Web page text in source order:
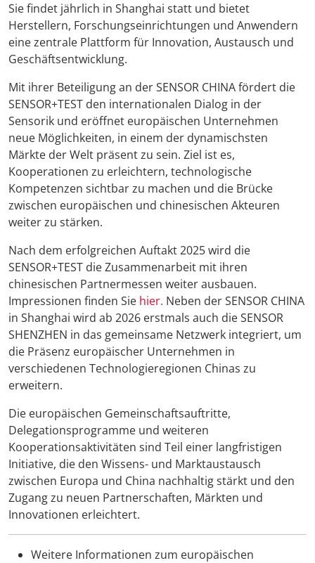
Sie findet jährlich in Shanghai statt und bietet
Herstellern, Forschungseinrichtungen und Anwendern
eine zentrale Plattform für Innovation, Austausch und
Geschäftsentwicklung.
Mit ihrer Beteiligung an der SENSOR CHINA fördert die
SENSOR+TEST den internationalen Dialog in der
Sensorik und eröffnet europäischen Unternehmen
neue Möglichkeiten, in einem der dynamischsten
Märkte der Welt präsent zu sein. Ziel ist es,
Kooperationen zu erleichtern, technologische
Kompetenzen sichtbar zu machen und die Brücke
zwischen europäischen und chinesischen Akteuren
weiter zu stärken.
Nach dem erfolgreichen Auftakt 2025 wird die
SENSOR+TEST die Zusammenarbeit mit ihren
chinesischen Partnermessen weiter ausbauen.
Impressionen finden Sie hier. Neben der SENSOR CHINA
in Shanghai wird ab 2026 erstmals auch die SENSOR
SHENZHEN in das gemeinsame Netzwerk integriert, um
die Präsenz europäischer Unternehmen in
verschiedenen Technologieregionen Chinas zu
erweitern.
Die europäischen Gemeinschaftsauftritte,
Delegationsprogramme und weiteren
Kooperationsaktivitäten sind Teil einer langfristigen
Initiative, die den Wissens- und Marktaustausch
zwischen Europa und China nachhaltig stärkt und den
Zugang zu neuen Partnerschaften, Märkten und
Innovationen erleichtert.
Weitere Informationen zum europäischen